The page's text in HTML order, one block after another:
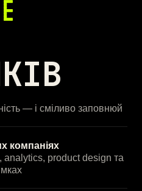
— і сміливо заповнюй
компаніях
analytics, product design та